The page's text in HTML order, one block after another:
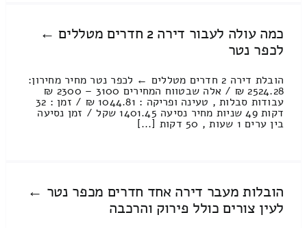
כמה עולה לעבור דירה 2 חדרים מטללים ←
לכפר נטר
הובלת דירה 2 חדרים מטללים ← לכפר נטר מחיר מחירון:
2524.28 ₪ / אלה שבטווח המחירים 3100 – 2300 ₪
עבודות סבלות , טעינה ופריקה : 1044.81 ₪ / זמן : 32
דקות 49 שניות מחיר נסיעה 1401.45 שקל / זמן נסיעה
בין ערים 1 שעות , 50 דקות [...]
הובלות מעבר דירה אחד חדרים מכפר נטר ←
לעין צורים כולל פירוק והרכבה